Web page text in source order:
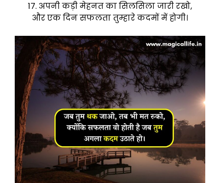
17. अपनी कड़ी मेहनत का सिलसिला जारी रखो,
और एक दिन सफलता तुम्हारे कदमों में होगी।